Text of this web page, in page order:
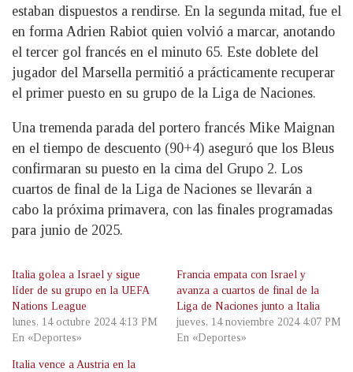
estaban dispuestos a rendirse. En la segunda mitad, fue el
en forma Adrien Rabiot quien volvió a marcar, anotando
el tercer gol francés en el minuto 65. Este doblete del
jugador del Marsella permitió a prácticamente recuperar
el primer puesto en su grupo de la Liga de Naciones.
Una tremenda parada del portero francés Mike Maignan
en el tiempo de descuento (90+4) aseguró que los Bleus
confirmaran su puesto en la cima del Grupo 2. Los
cuartos de final de la Liga de Naciones se llevarán a
cabo la próxima primavera, con las finales programadas
para junio de 2025.
Italia golea a Israel y sigue
líder de su grupo en la UEFA
Nations League
lunes, 14 octubre 2024 4:13 PM
En «Deportes»
Francia empata con Israel y
avanza a cuartos de final de la
Liga de Naciones junto a Italia
jueves, 14 noviembre 2024 4:07 PM
En «Deportes»
Italia vence a Austria en la